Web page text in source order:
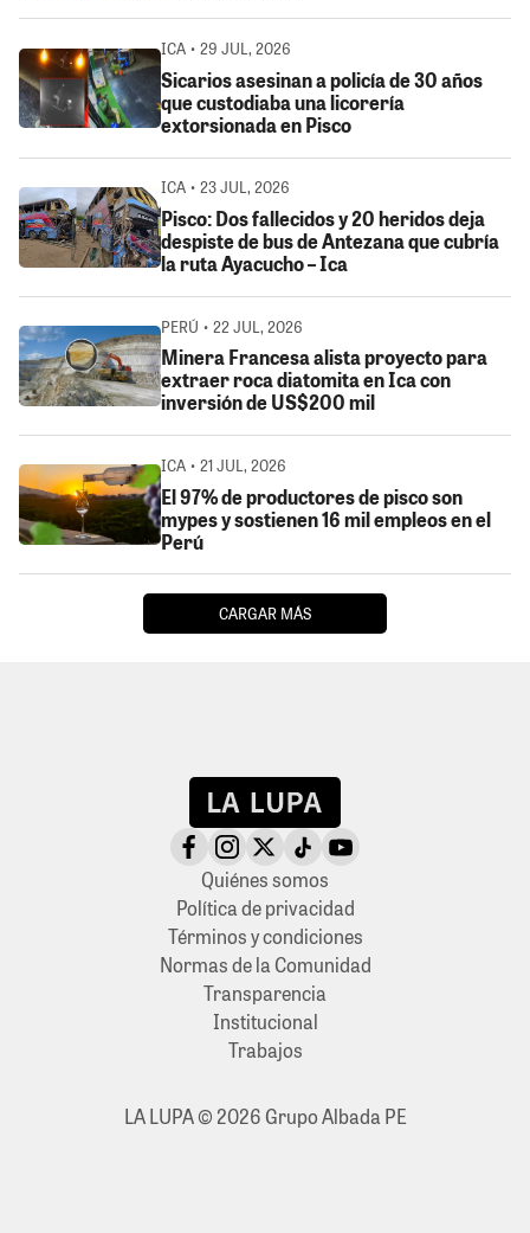
ICA • 29 JUL, 2026
Sicarios asesinan a policía de 30 años
que custodiaba una licorería
extorsionada en Pisco
ICA • 23 JUL, 2026
Pisco: Dos fallecidos y 20 heridos deja
despiste de bus de Antezana que cubría
la ruta Ayacucho – Ica
PERÚ • 22 JUL, 2026
Minera Francesa alista proyecto para
extraer roca diatomita en Ica con
inversión de US$200 mil
ICA • 21 JUL, 2026
El 97% de productores de pisco son
mypes y sostienen 16 mil empleos en el
Perú
CARGAR MÁS
Quiénes somos
Política de privacidad
Términos y condiciones
Normas de la Comunidad
Transparencia
Institucional
Trabajos
LA LUPA © 2026 Grupo Albada PE